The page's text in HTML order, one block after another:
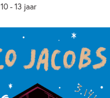
10 - 13 jaar